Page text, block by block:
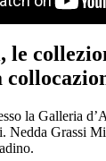
le
la Galleria
Nedda Grassi